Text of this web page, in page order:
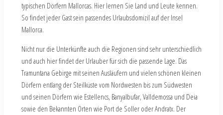
typischen Dörfern Mallorcas. Hier lernen Sie Land und Leute kennen.
So findet jeder Gast sein passendes Urlaubsdomizil auf der Insel
Mallorca.
Nicht nur die Unterkünfte auch die Regionen sind sehr unterschiedlich
und auch hier findet der Urlauber für sich die passende Lage. Das
Tramuntana Gebirge mit seinen Ausläufern und vielen schönen kleinen
Dörfern entlang der Steilküste vom Nordwesten bis zum Südwesten
und seinen Dörfern wie Estellencs, Banyalbufar, Valldemossa und Deia
sowie den Bekannten Orten wie Port de Soller oder Andratx. Der